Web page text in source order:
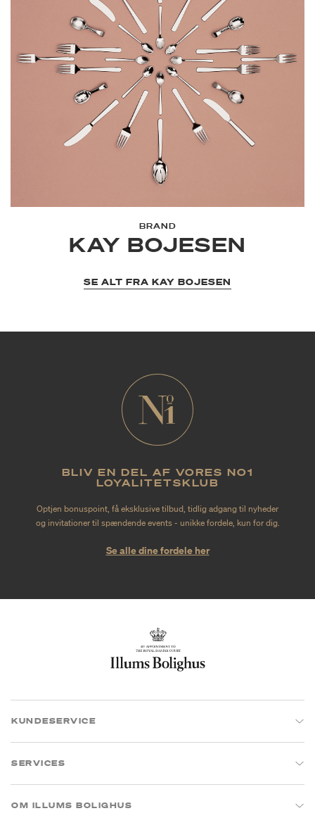
BRAND
KAY BOJESEN
SE ALT FRA KAY BOJESEN
BLIV EN DEL AF VORES NO1
LOYALITETSKLUB
Optjen bonuspoint, få eksklusive tilbud, tidlig adgang til nyheder
og invitationer til spændende events - unikke fordele, kun for dig.
Se alle dine fordele her
KUNDESERVICE
SERVICES
OM ILLUMS BOLIGHUS